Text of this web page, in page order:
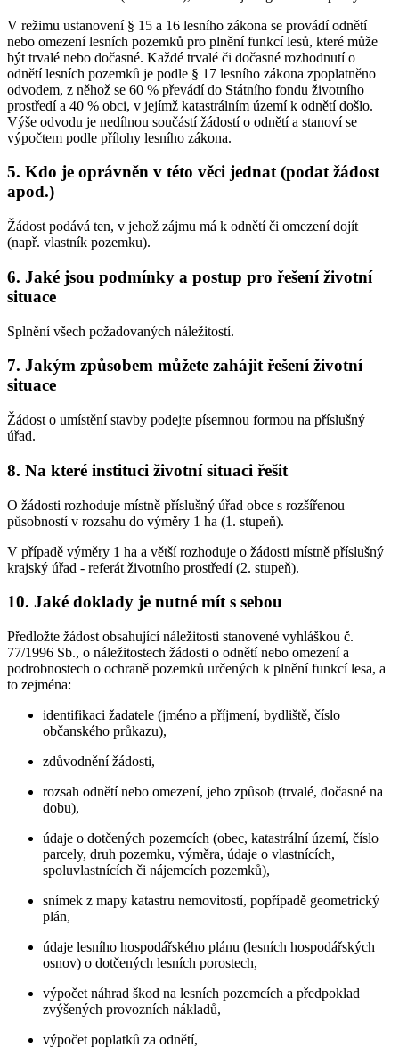
V režimu ustanovení § 15 a 16 lesního zákona se provádí odnětí
nebo omezení lesních pozemků pro plnění funkcí lesů, které může
být trvalé nebo dočasné. Každé trvalé či dočasné rozhodnutí o
odnětí lesních pozemků je podle § 17 lesního zákona zpoplatněno
odvodem, z něhož se 60 % převádí do Státního fondu životního
prostředí a 40 % obci, v jejímž katastrálním území k odnětí došlo.
Výše odvodu je nedílnou součástí žádostí o odnětí a stanoví se
výpočtem podle přílohy lesního zákona.
5. Kdo je oprávněn v této věci jednat (podat žádost
apod.)
Žádost podává ten, v jehož zájmu má k odnětí či omezení dojít
(např. vlastník pozemku).
6. Jaké jsou podmínky a postup pro řešení životní
situace
Splnění všech požadovaných náležitostí.
7. Jakým způsobem můžete zahájit řešení životní
situace
Žádost o umístění stavby podejte písemnou formou na příslušný
úřad.
8. Na které instituci životní situaci řešit
O žádosti rozhoduje místně příslušný úřad obce s rozšířenou
působností v rozsahu do výměry 1 ha (1. stupeň).
V případě výměry 1 ha a větší rozhoduje o žádosti místně příslušný
krajský úřad - referát životního prostředí (2. stupeň).
10. Jaké doklady je nutné mít s sebou
Předložte žádost obsahující náležitosti stanovené vyhláškou č.
77/1996 Sb., o náležitostech žádosti o odnětí nebo omezení a
podrobnostech o ochraně pozemků určených k plnění funkcí lesa, a
to zejména:
identifikaci žadatele (jméno a příjmení, bydliště, číslo
občanského průkazu),
zdůvodnění žádosti,
rozsah odnětí nebo omezení, jeho způsob (trvalé, dočasné na
dobu),
údaje o dotčených pozemcích (obec, katastrální území, číslo
parcely, druh pozemku, výměra, údaje o vlastnících,
spoluvlastnících či nájemcích pozemků),
snímek z mapy katastru nemovitostí, popřípadě geometrický
plán,
údaje lesního hospodářského plánu (lesních hospodářských
osnov) o dotčených lesních porostech,
výpočet náhrad škod na lesních pozemcích a předpoklad
zvýšených provozních nákladů,
výpočet poplatků za odnětí,